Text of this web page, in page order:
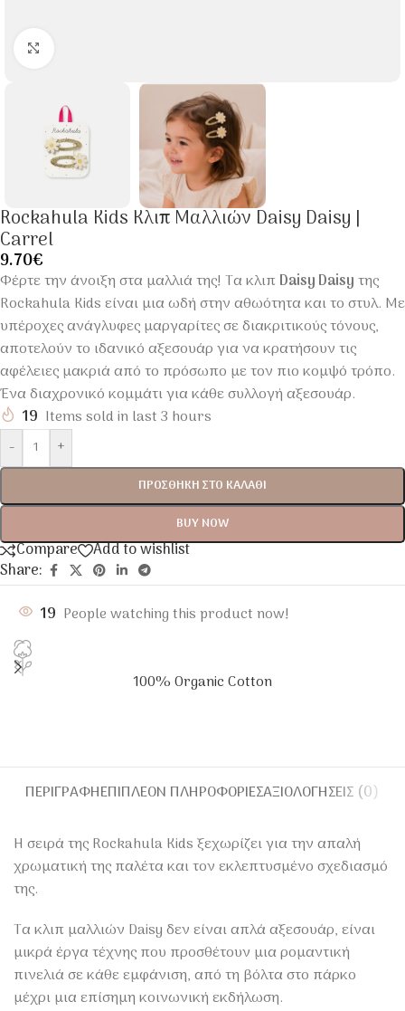
Rockahula Kids Κλιπ Μαλλιών Daisy Daisy |
Carrel
9.70€
Φέρτε την άνοιξη στα μαλλιά της! Τα κλιπDaisy Daisyτης
Rockahula Kids είναι μια ωδή στην αθωότητα και το στυλ. Με
υπέροχες ανάγλυφες μαργαρίτες σε διακριτικούς τόνους,
αποτελούν το ιδανικό αξεσουάρ για να κρατήσουν τις
αφέλειες μακριά από το πρόσωπο με τον πιο κομψό τρόπο.
Ένα διαχρονικό κομμάτι για κάθε συλλογή αξεσουάρ.
19 Items sold in last 3 hours
-
+
ΠΡΟΣΘΉΚΗ ΣΤΟ ΚΑΛΆΘΙ
BUY NOW
Compare
Add to wishlist
Share:
19 People watching this product now!
100% Organic Cotton
ΠΕΡΙΓΡΑΦΉΕΠΙΠΛΈΟΝ ΠΛΗΡΟΦΟΡΊΕΣΑΞΙΟΛΟΓΉΣΕΙΣ (0)
Η σειρά της Rockahula Kids ξεχωρίζει για την απαλή
χρωματική της παλέτα και τον εκλεπτυσμένο σχεδιασμό
της.
Τα κλιπ μαλλιών Daisy δεν είναι απλά αξεσουάρ, είναι
μικρά έργα τέχνης που προσθέτουν μια ρομαντική
πινελιά σε κάθε εμφάνιση, από τη βόλτα στο πάρκο
μέχρι μια επίσημη κοινωνική εκδήλωση.